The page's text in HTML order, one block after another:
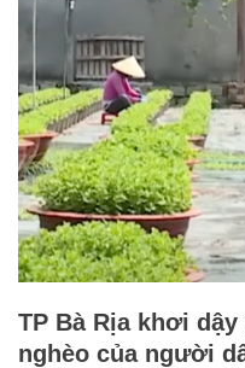
TP Bà Rịa khơi
nghèo của người